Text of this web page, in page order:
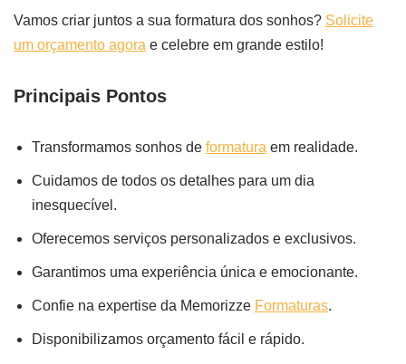
Vamos criar juntos a sua formatura dos sonhos? Solicite
um orçamento agora e celebre em grande estilo!
Principais Pontos
Transformamos sonhos de formatura em realidade.
Cuidamos de todos os detalhes para um dia
inesquecível.
Oferecemos serviços personalizados e exclusivos.
Garantimos uma experiência única e emocionante.
Confie na expertise da Memorizze Formaturas.
Disponibilizamos orçamento fácil e rápido.